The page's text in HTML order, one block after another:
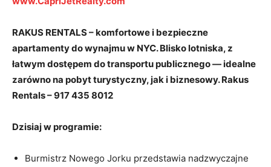
RAKUS RENTALS – komfortowe i bezpieczne
apartamenty do wynajmu w NYC. Blisko lotniska, z
łatwym dostępem do transportu publicznego — idealne
zarówno na pobyt turystyczny, jak i biznesowy.Rakus
Rentals – 917 435 8012
Dzisiaj w programie:
Burmistrz Nowego Jorku przedstawia nadzwyczajne